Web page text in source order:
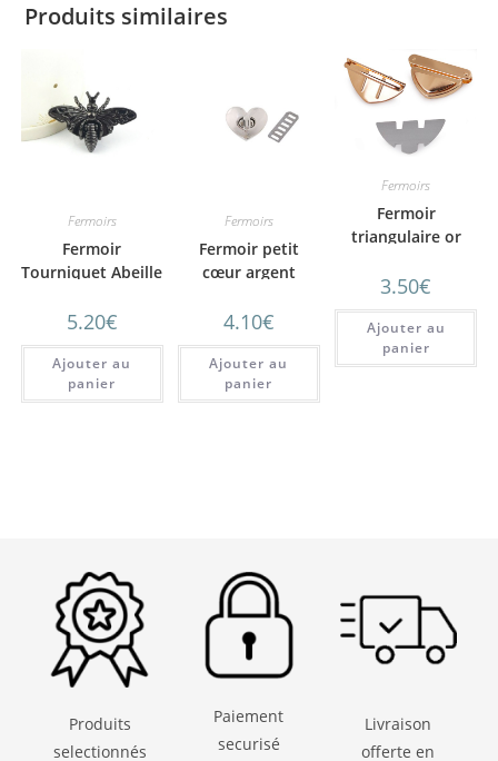
Produits similaires
Fermoirs
Fermoir
Tourniquet Abeille
5.20€
Ajouter au
panier
Fermoirs
Fermoir petit
cœur argent
4.10€
Ajouter au
panier
Fermoirs
Fermoir
triangulaire or
3.50€
Ajouter au
panier
Produits
selectionnés
Paiement
securisé
Livraison
offerte en